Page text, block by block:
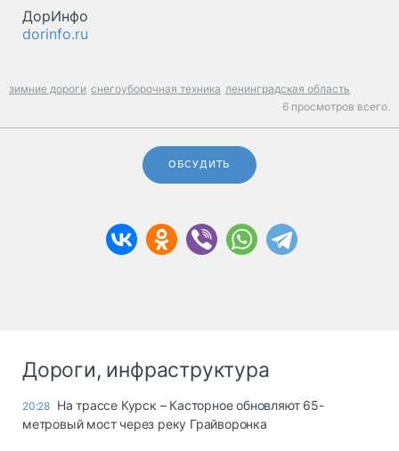
ДорИнфо
dorinfo.ru
зимние дороги снегоуборочная техника ленинградская область
6 просмотров всего.
ОБСУДИТЬ
Дороги, инфраструктура
20:28 На трассе Курск – Касторное обновляют 65-
метровый мост через реку Грайворонка